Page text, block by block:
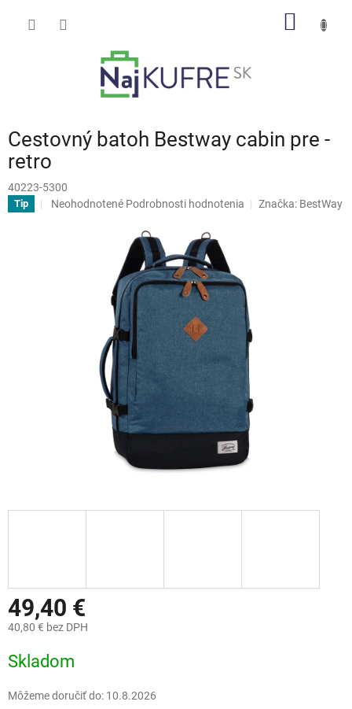
Cestovný batoh Bestway cabin pre -
retro
40223-5300
Tip
Priemerné
Neohodnotené Podrobnosti hodnotenia Značka: BestWay
49,40 €
40,80 € bez DPH
cena:
Skladom
Môžeme doručiť do: 10.8.2026